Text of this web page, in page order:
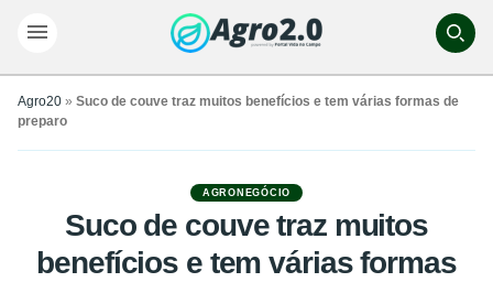
Agro20 » Suco de couve traz muitos benefícios e tem várias formas de
preparo
AGRONEGÓCIO
Suco de couve traz muitos
benefícios e tem várias formas